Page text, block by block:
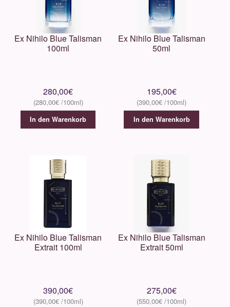
Zarkoperfume
Gutscheine
Dekorative
Accessoires
öffnen
Neuigkeiten
Ex Nihilo Blue Talisman
100ml
280,00€
280,00€
In den Warenkorb
Ex Nihilo Blue Talisman
50ml
195,00€
390,00€
In den Warenkorb
Ex Nihilo Blue Talisman
Extrait 100ml
390,00€
390,00€
Ex Nihilo Blue Talisman
Extrait 50ml
275,00€
550,00€